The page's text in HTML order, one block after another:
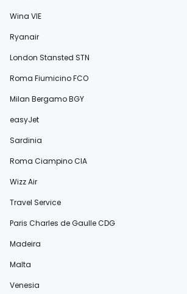
Wina VIE
Ryanair
London Stansted STN
Roma Fiumicino FCO
Milan Bergamo BGY
easyJet
Sardinia
Roma Ciampino CIA
Wizz Air
Travel Service
Paris Charles de Gaulle CDG
Madeira
Malta
Venesia